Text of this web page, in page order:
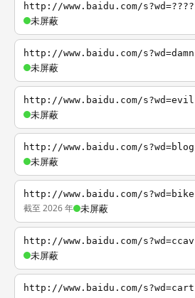
http://www.baidu.com/s?wd=????
未屏蔽
http://www.baidu.com/s?wd=damn
未屏蔽
http://www.baidu.com/s?wd=evil
未屏蔽
http://www.baidu.com/s?wd=blog
未屏蔽
http://www.baidu.com/s?wd=bike
截至 2026 年 未屏蔽
http://www.baidu.com/s?wd=ccav
未屏蔽
http://www.baidu.com/s?wd=cart